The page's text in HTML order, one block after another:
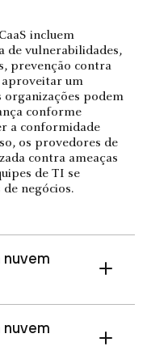
incluem
de vulnerabilidades,
prevenção contra
um
organizações podem
conforme
a conformidade
os provedores de
contra ameaças
de TI se
negócios.
nuvem
nuvem